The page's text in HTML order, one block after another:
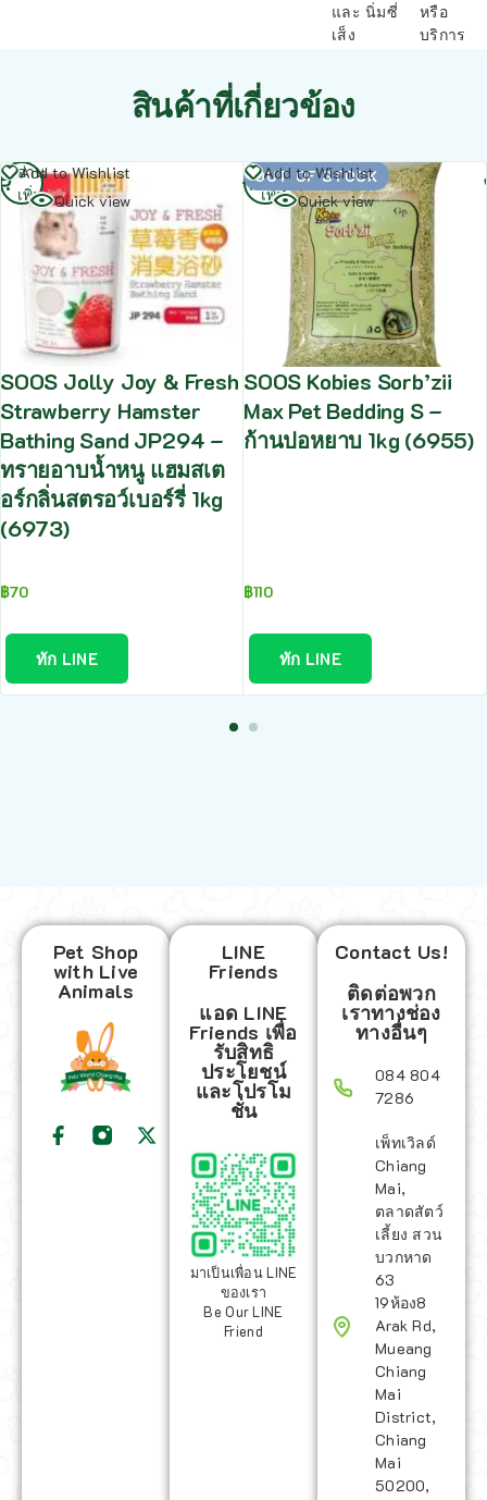
และ นิ่มซี่
เส็ง
หรือ
บริการ
สินค้าที่เกี่ยวข้อง
Add to Wishlist
Quick view
SOOS Jolly Joy & Fresh
Strawberry Hamster
Bathing Sand JP294 –
ทรายอาบน้ำหนู แฮมสเต
อร์กลิ่นสตรอว์เบอร์รี่ 1kg
(6973)
฿70
ทัก LINE
อ่าน
เพิ่ม
OUT OF STOCK
Add to Wishlist
Quick view
SOOS Kobies Sorb’zii
Max Pet Bedding S –
ก้านปอหยาบ 1kg (6955)
฿110
ทัก LINE
อ่าน
เพิ่ม
Pet Shop
with Live
Animals
LINE
Friends
แอด LINE
Friends เพื่อ
รับสิทธิ
ประโยชน์
และโปรโม
ชั่น
มาเป็นเพื่อน LINE
ของเรา
Be Our LINE
Friend
Contact Us!
ติดต่อพวก
เราทางช่อง
ทางอื่นๆ
084 804
7286
เพ็ทเวิลด์
Chiang
Mai,
ตลาดสัตว์
เลี้ยง สวน
บวกหาด
63
19ห้อง8
Arak Rd,
Mueang
Chiang
Mai
District,
Chiang
Mai
50200,